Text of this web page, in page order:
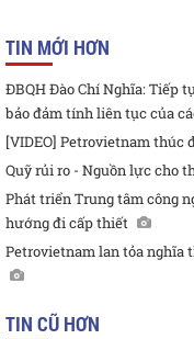
TIN MỚI HƠN
ĐBQH Đào Chí Nghĩa: Tiếp
bảo đảm tính liên tục của
[VIDEO] Petrovietnam thúc
Quỹ rủi ro - Nguồn lực cho
Phát triển Trung tâm công
hướng đi cấp thiết
Petrovietnam lan tỏa nghĩa
TIN CŨ HƠN